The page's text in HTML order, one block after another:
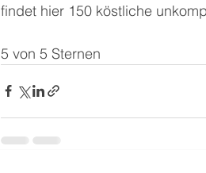
findet hier 150 köstliche
5 von 5 Sternen